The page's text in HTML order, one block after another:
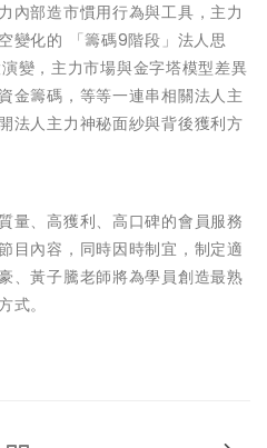
內部造市慣用行為與工具，主力
變化的 「籌碼9階段」法人思
變，主力市場與金字塔模型差異
金籌碼，等等一連串相關法人主
法人主力神秘面紗與背後獲利方
量、高獲利、高口碑的會員服務
目內容，同時因時制宜，制定適
、黃子騰老師將為學員創造最熟
式。